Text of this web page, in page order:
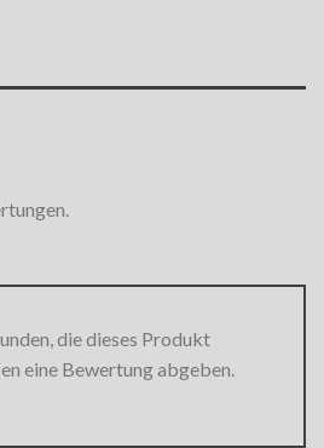
die dieses Produkt
eine Bewertung abgeben.